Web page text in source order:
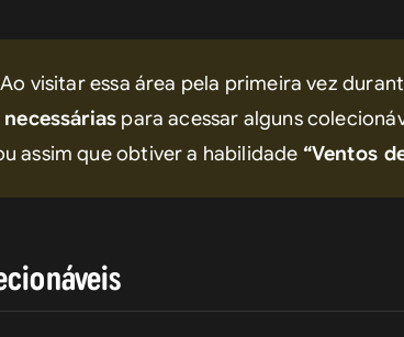
visitar essa área pela primeira vez
para acessar alguns
assim que obtiver a habilidade “Ventos